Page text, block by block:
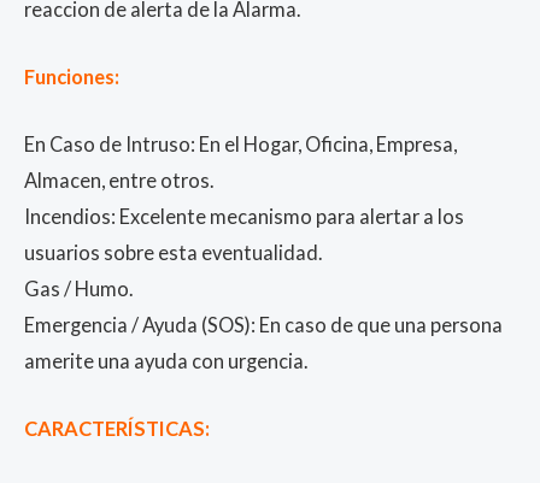
reaccion de alerta de la Alarma.
Funciones:
En Caso de Intruso: En el Hogar, Oficina, Empresa,
Almacen, entre otros.
Incendios: Excelente mecanismo para alertar a los
usuarios sobre esta eventualidad.
Gas / Humo.
Emergencia / Ayuda (SOS): En caso de que una persona
amerite una ayuda con urgencia.
CARACTERÍSTICAS: